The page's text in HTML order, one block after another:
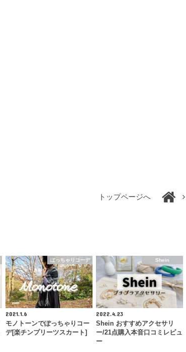
トップページへ
ぽっちゃりコーデ
2021.1.6
モノトーンでぽっちゃりコー
デ[楽チンプリーツスカート]
Shein
2022.4.23
Shein おすすめアクセサリ
ー/21点購入本音口コミレビュ
ー